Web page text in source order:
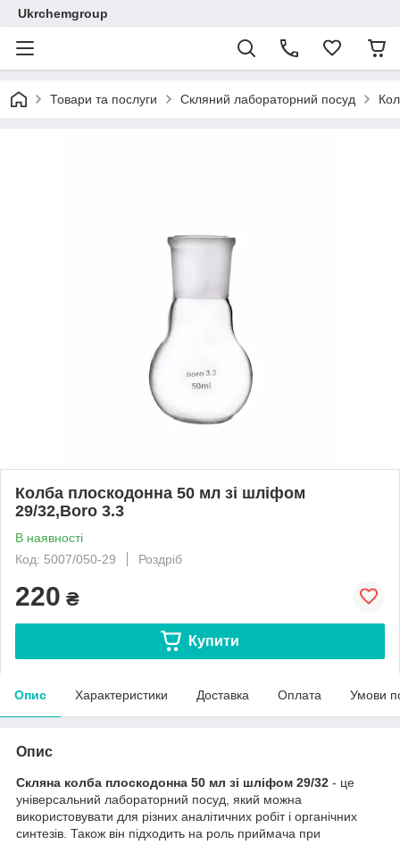
Ukrchemgroup
Товари та послуги Скляний лабораторний посуд
Колба плоскодонна 50 мл зі шліфом
29/32,Boro 3.3
В наявності
Код: 5007/050-29
Роздріб
220 ₴
Купити
Опис Характеристики Доставка Оплата Умови
Опис
Скляна колба плоскодонна 50 мл зі шліфом 29/32 - це
універсальний лабораторний посуд, який можна
використовувати для різних аналітичних робіт і органічних
синтезів. Також він підходить на роль приймача при